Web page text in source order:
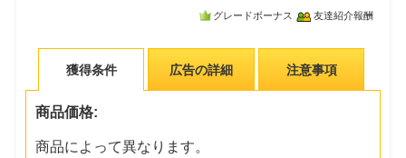
グレードボーナス 友達紹介報酬
獲得条件 広告の詳細 注意事項
商品価格:
商品によって異なります。